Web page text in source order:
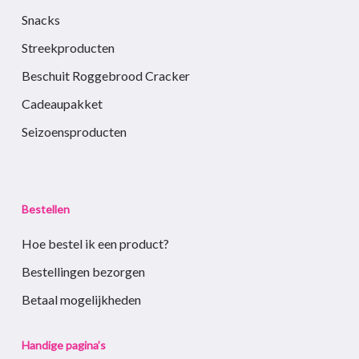
Snacks
Streekproducten
Beschuit Roggebrood Cracker
Cadeaupakket
Seizoensproducten
Bestellen
Hoe bestel ik een product?
Bestellingen bezorgen
Betaal mogelijkheden
Handige pagina’s